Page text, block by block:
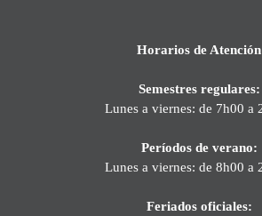
Horarios de Atención
Semestres regulares:
Lunes a viernes: de 7h00 a
Períodos de verano:
Lunes a viernes: de 8h00 a
Feriados oficiales: